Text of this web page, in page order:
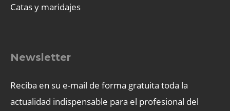
Catas y maridajes
Newsletter
Reciba en su e-mail de forma gratuita toda la
actualidad indispensable para el profesional del